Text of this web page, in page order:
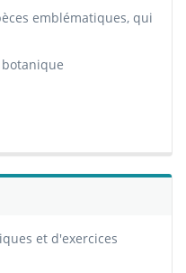
emblématiques, qui
et d'exercices